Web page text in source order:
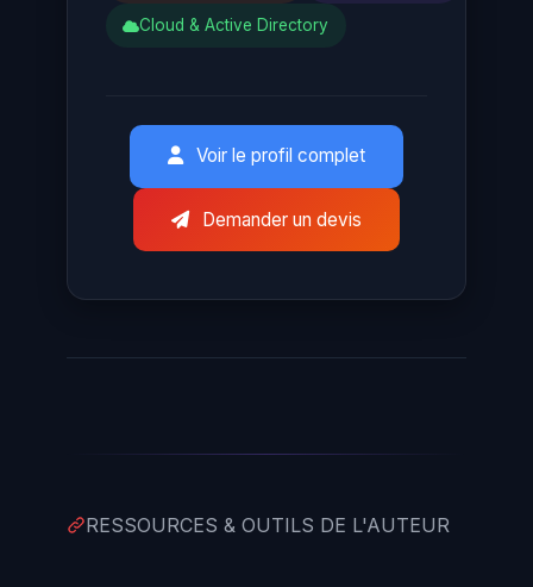
Cloud & Active Directory
Voir le profil complet
Demander un devis
RESSOURCES & OUTILS DE L'AUTEUR